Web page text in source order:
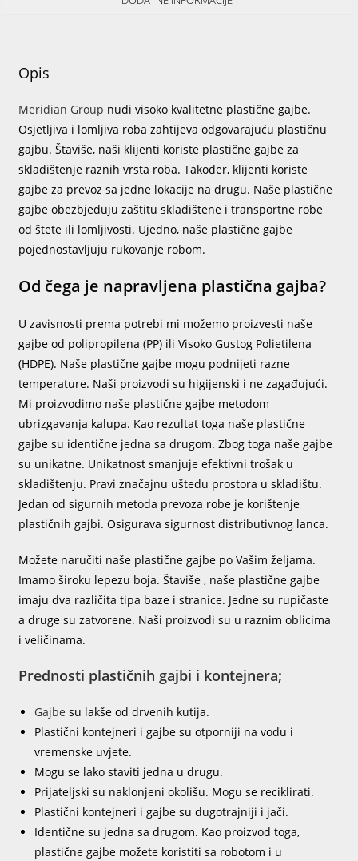
Opis
Meridian Group nudi visoko kvalitetne plastične gajbe.
Osjetljiva i lomljiva roba zahtijeva odgovarajuću plastičnu
gajbu. Štaviše, naši klijenti koriste plastične gajbe za
skladištenje raznih vrsta roba. Također, klijenti koriste
gajbe za prevoz sa jedne lokacije na drugu. Naše plastične
gajbe obezbjeđuju zaštitu skladištene i transportne robe
od štete ili lomljivosti. Ujedno, naše plastične gajbe
pojednostavljuju rukovanje robom.
Od čega je napravljena plastična gajba?
U zavisnosti prema potrebi mi možemo proizvesti naše
gajbe od polipropilena (PP) ili Visoko Gustog Polietilena
(HDPE). Naše plastične gajbe mogu podnijeti razne
temperature. Naši proizvodi su higijenski i ne zagađujući.
Mi proizvodimo naše plastične gajbe metodom
ubrizgavanja kalupa. Kao rezultat toga naše plastične
gajbe su identične jedna sa drugom. Zbog toga naše gajbe
su unikatne. Unikatnost smanjuje efektivni trošak u
skladištenju. Pravi značajnu uštedu prostora u skladištu.
Jedan od sigurnih metoda prevoza robe je korištenje
plastičnih gajbi. Osigurava sigurnost distributivnog lanca.
Možete naručiti naše plastične gajbe po Vašim željama.
Imamo široku lepezu boja. Štaviše , naše plastične gajbe
imaju dva različita tipa baze i stranice. Jedne su rupičaste
a druge su zatvorene. Naši proizvodi su u raznim oblicima
i veličinama.
Prednosti plastičnih gajbi i kontejnera;
Gajbe su lakše od drvenih kutija.
Plastični kontejneri i gajbe su otporniji na vodu i
vremenske uvjete.
Mogu se lako staviti jedna u drugu.
Prijateljski su naklonjeni okolišu. Mogu se reciklirati.
Plastični kontejneri i gajbe su dugotrajniji i jači.
Identične su jedna sa drugom. Kao proizvod toga,
plastične gajbe možete koristiti sa robotom i u